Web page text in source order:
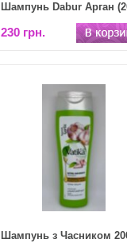
Шампунь Dabur Арган
230 грн.
Шампунь з Часником